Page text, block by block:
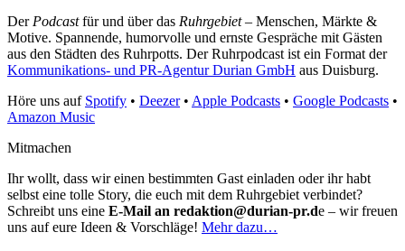
Der Podcastfür und über das Ruhrgebiet– Menschen, Märkte &
Motive. Spannende, humorvolle und ernste Gespräche mit Gästen
aus den Städten des Ruhrpotts. Der Ruhrpodcast ist ein Format der
Kommunikations- und PR-Agentur Durian GmbH aus Duisburg.
Höre uns auf Spotify • Deezer• Apple Podcasts • Google Podcasts •
Amazon Music
Mitmachen
Ihr wollt, dass wir einen bestimmten Gast einladen oder ihr habt
selbst eine tolle Story, die euch mit dem Ruhrgebiet verbindet?
Schreibt uns eine E-Mail an redaktion@durian-pr.de – wir freuen
uns auf eure Ideen & Vorschläge! Mehr dazu…